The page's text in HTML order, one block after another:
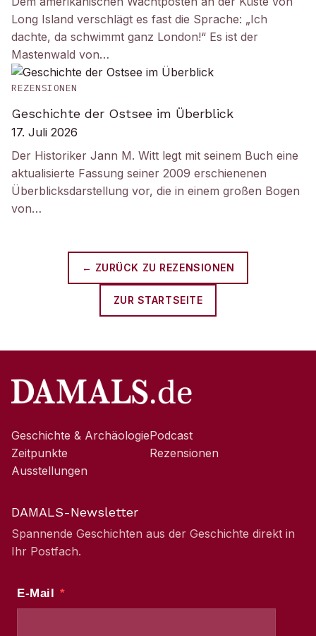
Long Island verschlägt es fast die Sprache: „Ich
dachte, da schwimmt ganz London!“ Es ist der
Mastenwald von…
REZENSIONEN
Geschichte der Ostsee im Überblick
17. Juli 2026
Der Historiker Jann M. Witt legt mit seinem Buch eine
aktualisierte Fassung seiner 2009 erschienenen
Überblicksdarstellung vor, die in einem großen Bogen
von…
← ZURÜCK ZU REZENSIONEN
ZUR STARTSEITE
Geschichte & Archäologie
Zeitpunkte
Ausstellungen
Podcast
Rezensionen
DAMALS-Newsletter
Spannende Geschichten aus der Geschichte direkt in
Ihr Postfach.